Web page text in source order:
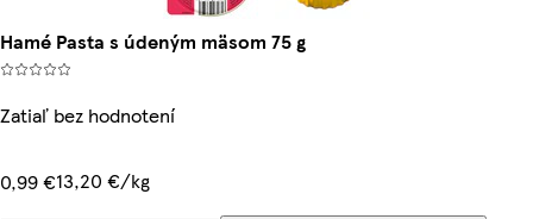
Hamé Pasta s údeným mäsom 75 g
Zatiaľ bez hodnotení
0,99 €13,20 €/kg